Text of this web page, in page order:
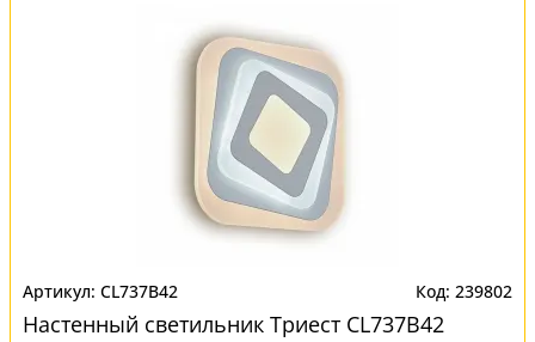
CL737B42 239802
Настенный светильник Триест CL737B42